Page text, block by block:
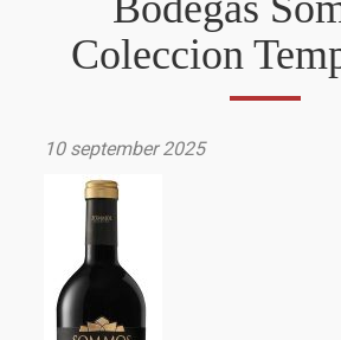
Coleccion
10 september 2025